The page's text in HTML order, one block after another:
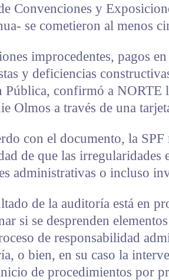
Convenciones y
se cometieron al menos
improcedentes, pagos
y deficiencias
Pública, confirmó a NORTE
Olmos a través de una
con el documento, la SPF
de que las irregularidades
administrativas o incluso
de la auditoría está en
si se desprenden
de responsabilidad
o bien, en su caso la
de procedimientos por